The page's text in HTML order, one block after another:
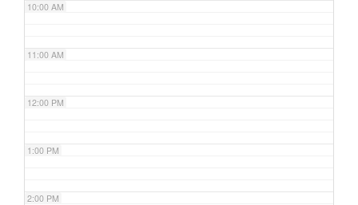
10:00 AM
11:00 AM
12:00 PM
1:00 PM
2:00 PM